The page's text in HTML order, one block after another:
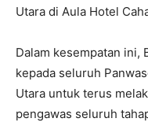
Utara di Aula Hotel
Dalam kesempatan ini,
kepada seluruh
Utara untuk terus
pengawas seluruh